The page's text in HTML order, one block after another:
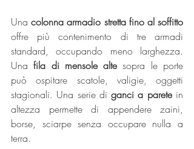
Una colonna armadio stretta fino al soffitto
offre più contenimento di tre armadi
standard, occupando meno larghezza.
Una fila di mensole alte sopra le porte
può ospitare scatole, valigie, oggetti
stagionali. Una serie di ganci a parete in
altezza permette di appendere zaini,
borse, sciarpe senza occupare nulla a
terra.